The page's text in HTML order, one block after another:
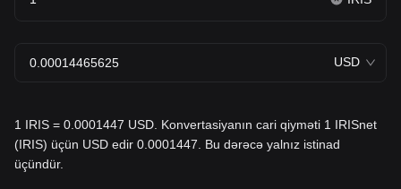
USD
1 IRIS = 0.0001447 USD. Konvertasiyanın cari qiyməti 1 IRISnet
(IRIS) üçün USD edir 0.0001447. Bu dərəcə yalnız istinad
üçündür.